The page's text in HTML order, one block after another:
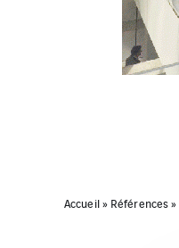
Accueil» Références»